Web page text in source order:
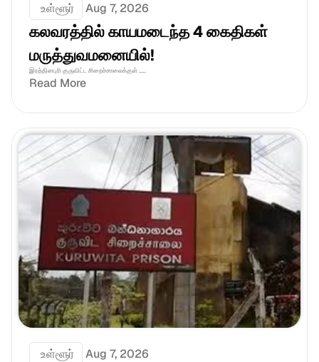
உள்ளூர் Aug 7, 2026
கலவரத்தில் காயமடைந்த 4 கைதிகள்
மருத்துவமனையில்!
இரத்தினபுரி குருவிட்ட சிறைச்சாலைக்குள் .....
Read More
உள்ளூர் Aug 7, 2026